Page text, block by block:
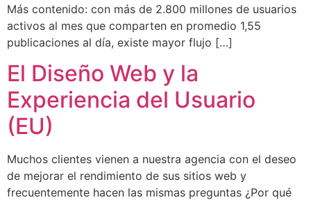
Más contenido: con más de 2.800 millones de usuarios
activos al mes que comparten en promedio 1,55
publicaciones al día, existe mayor flujo […]
El Diseño Web y la
Experiencia del Usuario
(EU)
Muchos clientes vienen a nuestra agencia con el deseo
de mejorar el rendimiento de sus sitios web y
frecuentemente hacen las mismas preguntas ¿Por qué